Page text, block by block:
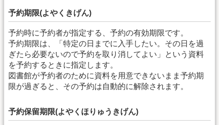
予約期限(よやくきげん)
予約時に予約者が指定する、予約の有効期限です。
予約期限は、「特定の日までに入手したい。その日を過
ぎたら必要ないので予約を取り消してよい」という資料
を予約するときに指定します。
図書館が予約者のために資料を用意できないまま予約期
限が過ぎると、その予約は自動的に解除されます。
予約保留期限(よやくほりゅうきげん)